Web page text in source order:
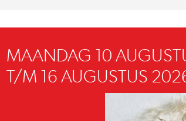
MAANDAG 10
T/M 16 AUGUSTUS